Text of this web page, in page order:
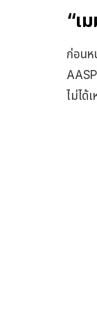
“เ
ก่อนห
ไม่ได้